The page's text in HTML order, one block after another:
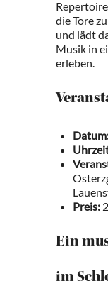
die Tore
und lädt
Musik in
erleben.
Preis:
Ein
im